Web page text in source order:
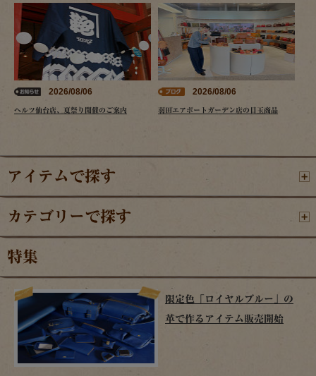
2026/08/06
ヘルツ仙台店、夏祭り開催のご案内
2026/08/06
羽田エアポートガーデン店の目玉商品
アイテムで探す
カテゴリーで探す
特集
限定色「ロイヤルブルー」の
革で作るアイテム販売開始